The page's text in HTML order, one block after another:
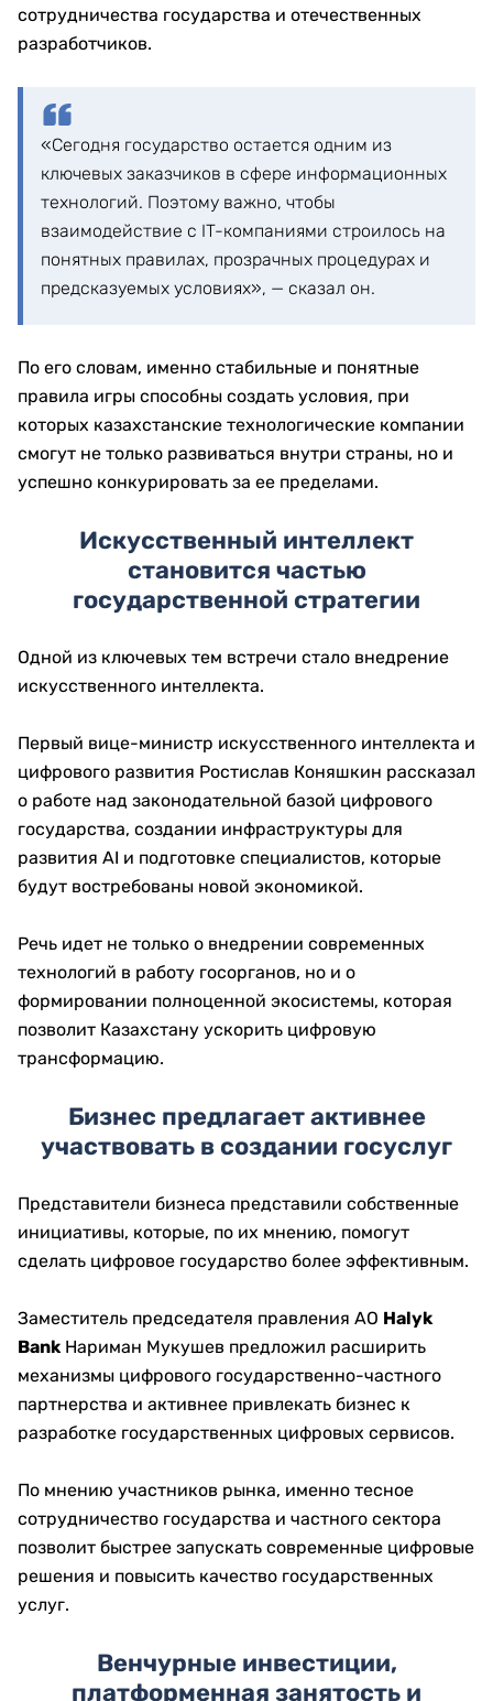
сотрудничества государства и отечественных
разработчиков.
«Сегодня государство остается одним из
ключевых заказчиков в сфере информационных
технологий. Поэтому важно, чтобы
взаимодействие с IT-компаниями строилось на
понятных правилах, прозрачных процедурах и
предсказуемых условиях», — сказал он.
По его словам, именно стабильные и понятные
правила игры способны создать условия, при
которых казахстанские технологические компании
смогут не только развиваться внутри страны, но и
успешно конкурировать за ее пределами.
Искусственный интеллект
становится частью
государственной стратегии
Одной из ключевых тем встречи стало внедрение
искусственного интеллекта.
Первый вице-министр искусственного интеллекта и
цифрового развития Ростислав Коняшкин рассказал
о работе над законодательной базой цифрового
государства, создании инфраструктуры для
развития AI и подготовке специалистов, которые
будут востребованы новой экономикой.
Речь идет не только о внедрении современных
технологий в работу госорганов, но и о
формировании полноценной экосистемы, которая
позволит Казахстану ускорить цифровую
трансформацию.
Бизнес предлагает активнее
участвовать в создании госуслуг
Представители бизнеса представили собственные
инициативы, которые, по их мнению, помогут
сделать цифровое государство более эффективным.
Заместитель председателя правления АО Halyk
BankНариман Мукушев предложил расширить
механизмы цифрового государственно-частного
партнерства и активнее привлекать бизнес к
разработке государственных цифровых сервисов.
По мнению участников рынка, именно тесное
сотрудничество государства и частного сектора
позволит быстрее запускать современные цифровые
решения и повысить качество государственных
услуг.
Венчурные инвестиции,
платформенная занятость и